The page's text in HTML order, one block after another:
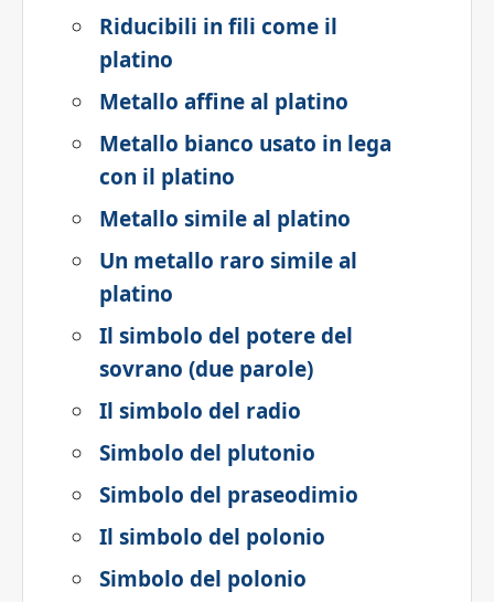
Riducibili in fili come il
platino
Metallo affine al platino
Metallo bianco usato in lega
con il platino
Metallo simile al platino
Un metallo raro simile al
platino
Il simbolo del potere del
sovrano (due parole)
Il simbolo del radio
Simbolo del plutonio
Simbolo del praseodimio
Il simbolo del polonio
Simbolo del polonio